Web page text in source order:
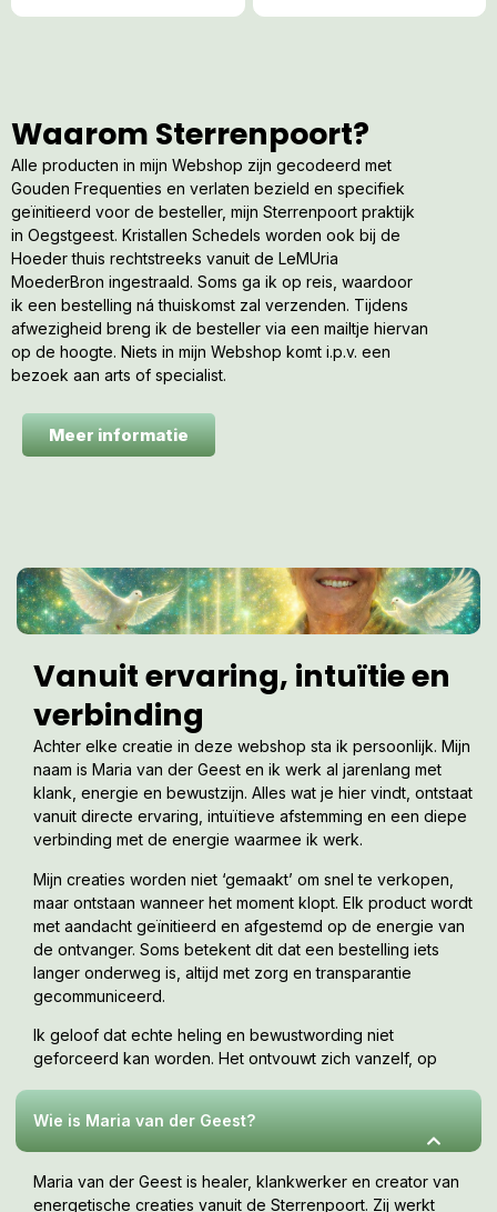
Waarom Sterrenpoort?
Alle producten in mijn Webshop zijn gecodeerd met
Gouden Frequenties en verlaten bezield en specifiek
geïnitieerd voor de besteller, mijn Sterrenpoort praktijk
in Oegstgeest. Kristallen Schedels worden ook bij de
Hoeder thuis rechtstreeks vanuit de LeMUria
MoederBron ingestraald. Soms ga ik op reis, waardoor
ik een bestelling ná thuiskomst zal verzenden. Tijdens
afwezigheid breng ik de besteller via een mailtje hiervan
op de hoogte. Niets in mijn Webshop komt i.p.v. een
bezoek aan arts of specialist.
Meer informatie
Vanuit ervaring, intuïtie en
verbinding
Achter elke creatie in deze webshop sta ik persoonlijk. Mijn
naam is Maria van der Geest en ik werk al jarenlang met
klank, energie en bewustzijn. Alles wat je hier vindt, ontstaat
vanuit directe ervaring, intuïtieve afstemming en een diepe
verbinding met de energie waarmee ik werk.
Mijn creaties worden niet ‘gemaakt’ om snel te verkopen,
maar ontstaan wanneer het moment klopt. Elk product wordt
met aandacht geïnitieerd en afgestemd op de energie van
de ontvanger. Soms betekent dit dat een bestelling iets
langer onderweg is, altijd met zorg en transparantie
gecommuniceerd.
Ik geloof dat echte heling en bewustwording niet
geforceerd kan worden. Het ontvouwt zich vanzelf, op
Wie is Maria van der Geest?
Maria van der Geest is healer, klankwerker en creator van
energetische creaties vanuit de Sterrenpoort. Zij werkt